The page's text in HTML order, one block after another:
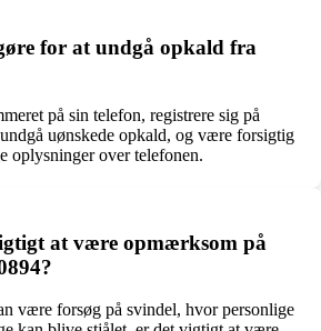
for at undgå opkald fra
på sin telefon, registrere sig på
uønskede opkald, og være forsigtig
oplysninger over telefonen.
at være opmærksom på
være forsøg på svindel, hvor personlige